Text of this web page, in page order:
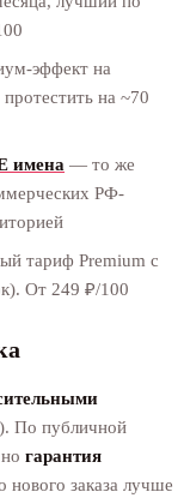
эффект на
на ~70
имена — то же
РФ-
тариф Premium с
От 249 ₽/100
). По публичной
гарантия
нового заказа лучше